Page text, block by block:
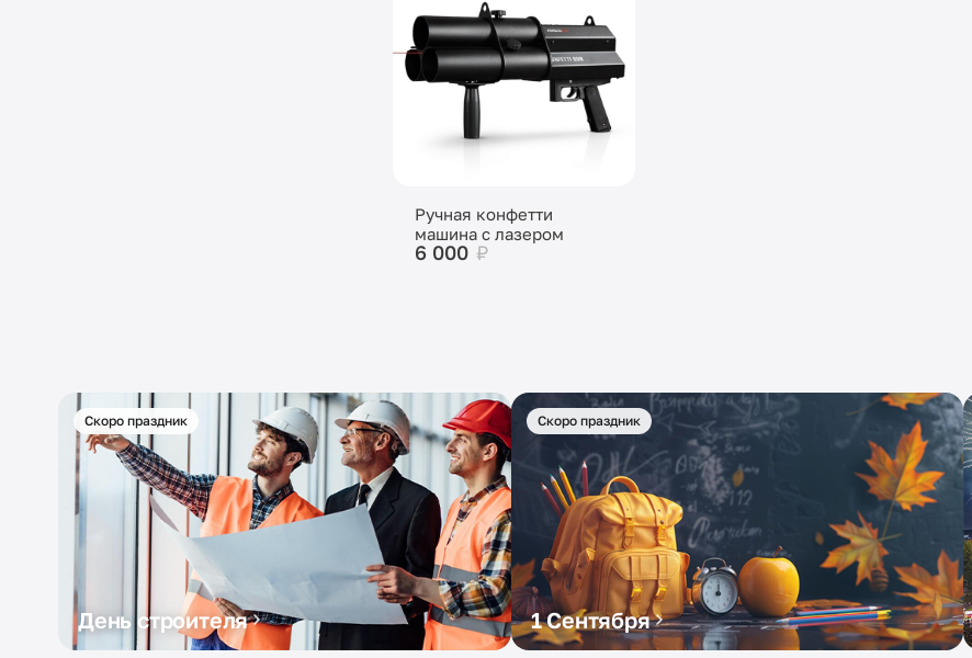
Ручная конфетти
машина с лазером
6 000 ₽
Скоро праздник
День строителя
Скоро праздник
1 Сентября